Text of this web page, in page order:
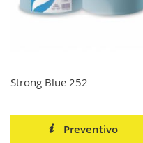
Strong Blue 252
Preventivo